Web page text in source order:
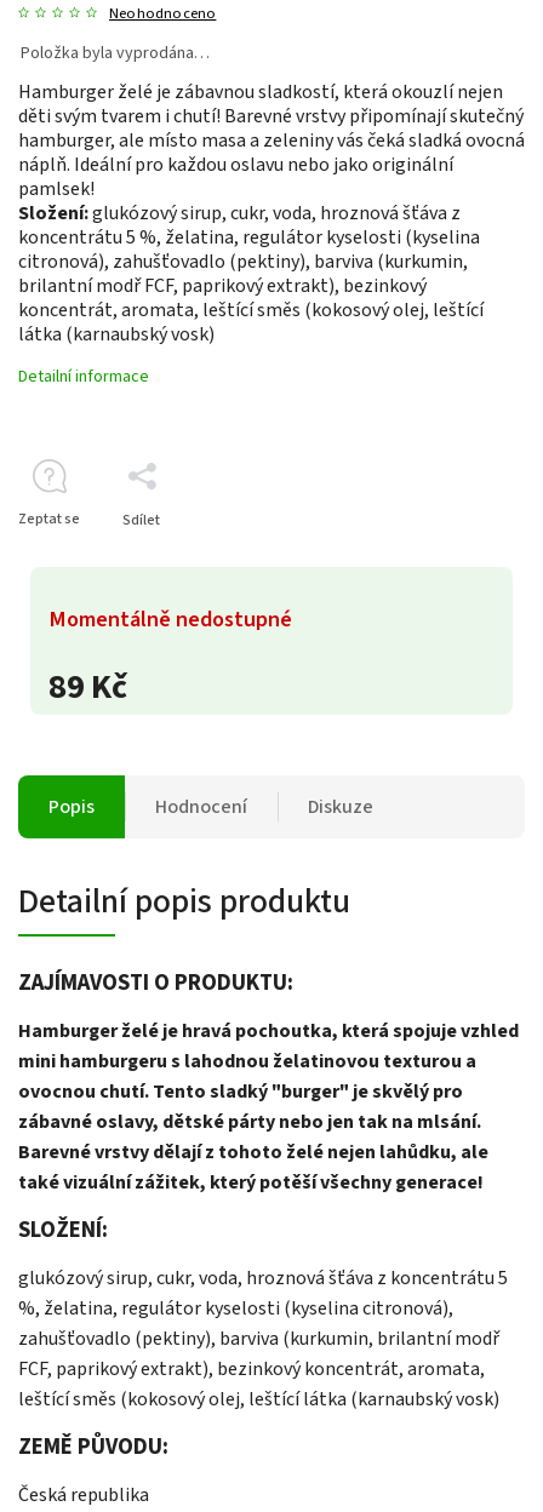
Neohodnoceno
89 Kč
Momentálně nedostupné
Položka byla vyprodána…
Hamburger želé je zábavnou sladkostí, která okouzlí nejen
děti svým tvarem i chutí! Barevné vrstvy připomínají skutečný
hamburger, ale místo masa a zeleniny vás čeká sladká ovocná
náplň. Ideální pro každou oslavu nebo jako originální
pamlsek!
Složení:glukózový sirup, cukr, voda, hroznová šťáva z
koncentrátu 5 %, želatina, regulátor kyselosti (kyselina
citronová), zahušťovadlo (pektiny), barviva (kurkumin,
brilantní modř FCF, paprikový extrakt), bezinkový
koncentrát, aromata, leštící směs (kokosový olej, leštící
látka (karnaubský vosk)
Detailní informace
Zeptat se Sdílet
Popis Hodnocení Diskuze
Detailní popis produktu
ZAJÍMAVOSTI O PRODUKTU:
Hamburger želé je hravá pochoutka, která spojuje vzhled
mini hamburgeru s lahodnou želatinovou texturou a
ovocnou chutí. Tento sladký "burger" je skvělý pro
zábavné oslavy, dětské párty nebo jen tak na mlsání.
Barevné vrstvy dělají z tohoto želé nejen lahůdku, ale
také vizuální zážitek, který potěší všechny generace!
SLOŽENÍ:
glukózový sirup, cukr, voda, hroznová šťáva z koncentrátu 5
%, želatina, regulátor kyselosti (kyselina citronová),
zahušťovadlo (pektiny), barviva (kurkumin, brilantní modř
FCF, paprikový extrakt), bezinkový koncentrát, aromata,
leštící směs (kokosový olej, leštící látka (karnaubský vosk)
ZEMĚ PŮVODU:
Česká republika